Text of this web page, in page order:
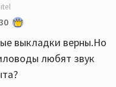
выкладки верны.Но
любят звук